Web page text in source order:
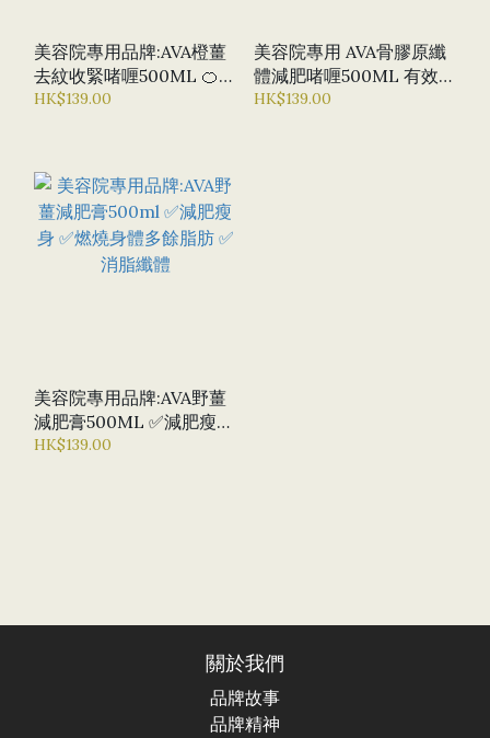
美容院專用品牌:AVA橙薑
去紋收緊啫喱500ML 🍊🍊
橙皮紋 妊娠紋 產後收緊
HK$139.00
美容院專用 AVA骨膠原纖
體減肥啫喱500ML 有效改
善身體循環 改善身體水腫
HK$139.00
美容院專用品牌:AVA野薑
減肥膏500ML ✅減肥瘦身
✅燃燒身體多餘脂肪 ✅消
HK$139.00
關於我們
品牌故事
品牌精神